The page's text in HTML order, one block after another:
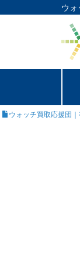
ウォ
ウォッチ買取応援団